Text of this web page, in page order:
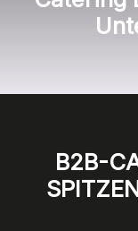
B2B-